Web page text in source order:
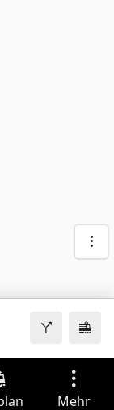
Mehr